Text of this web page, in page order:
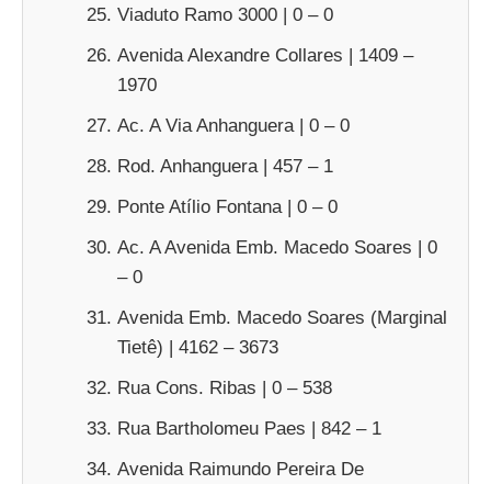
Viaduto Ramo 3000 | 0 – 0
Avenida Alexandre Collares | 1409 –
1970
Ac. A Via Anhanguera | 0 – 0
Rod. Anhanguera | 457 – 1
Ponte Atílio Fontana | 0 – 0
Ac. A Avenida Emb. Macedo Soares | 0
– 0
Avenida Emb. Macedo Soares (Marginal
Tietê) | 4162 – 3673
Rua Cons. Ribas | 0 – 538
Rua Bartholomeu Paes | 842 – 1
Avenida Raimundo Pereira De